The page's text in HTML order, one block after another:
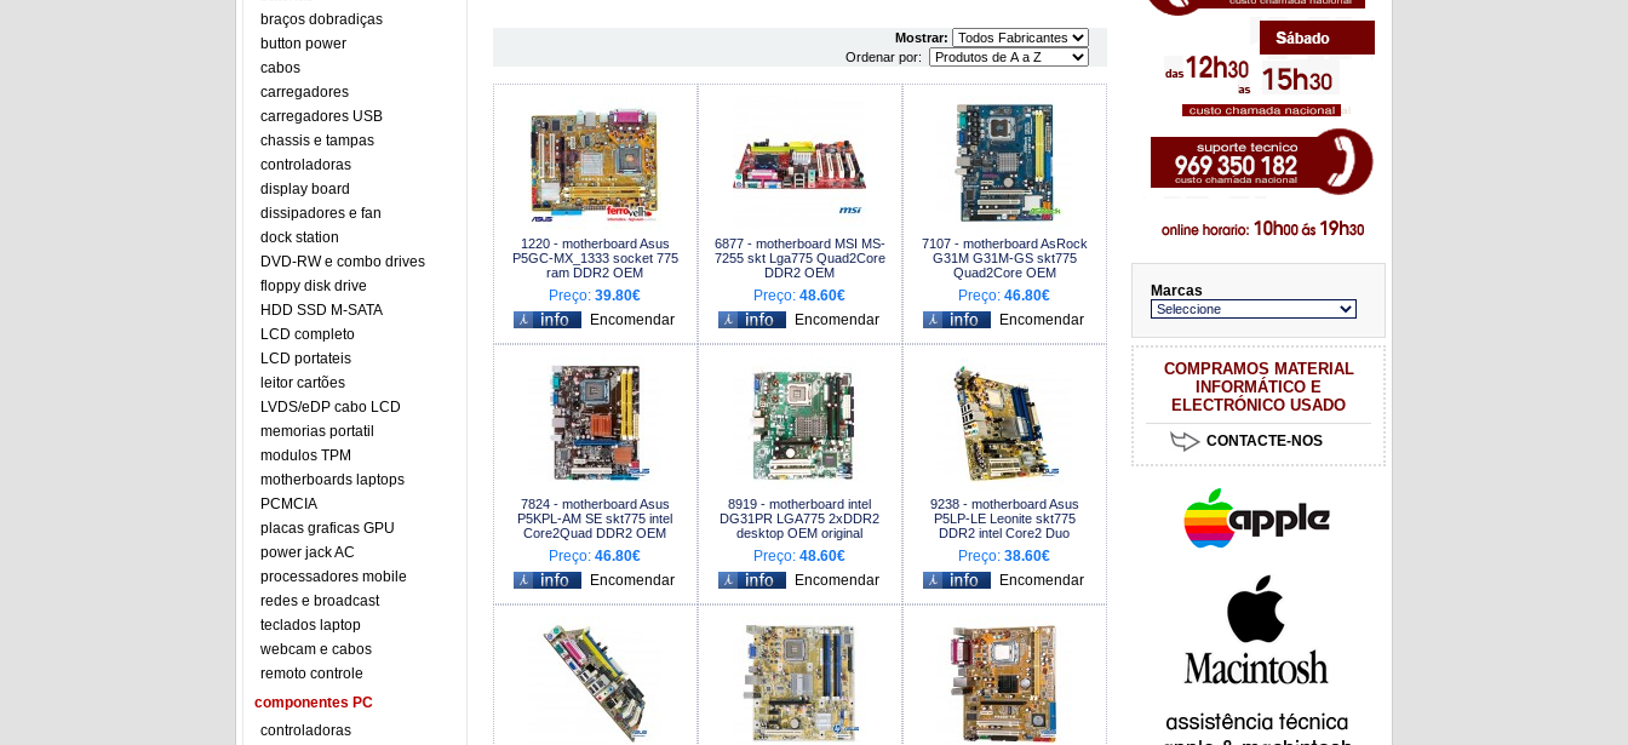
braços dobradiças
button power
cabos
carregadores
carregadores USB
chassis e tampas
controladoras
display board
dissipadores e fan
dock station
DVD-RW e combo drives
floppy disk drive
HDD SSD M-SATA
LCD completo
LCD portateis
leitor cartões
LVDS/eDP cabo LCD
memorias portatil
modulos TPM
motherboards laptops
PCMCIA
placas graficas GPU
power jack AC
processadores mobile
redes e broadcast
teclados laptop
webcam e cabos
remoto controle
componentes PC
controladoras
Mostrar:
Ordenar por:
1220 - motherboard Asus
P5GC-MX_1333 socket 775
ram DDR2 OEM
Preço: 39.80€
6877 - motherboard MSI MS-
7255 skt Lga775 Quad2Core
DDR2 OEM
Preço: 48.60€
7107 - motherboard AsRock
G31M G31M-GS skt775
Quad2Core OEM
Preço: 46.80€
7824 - motherboard Asus
P5KPL-AM SE skt775 intel
Core2Quad DDR2 OEM
Preço: 46.80€
8919 - motherboard intel
DG31PR LGA775 2xDDR2
desktop OEM original
Preço: 48.60€
9238 - motherboard Asus
P5LP-LE Leonite skt775
DDR2 intel Core2 Duo
Preço: 38.60€
Marcas
COMPRAMOS MATERIAL
INFORMÁTICO E
ELECTRÓNICO USADO
CONTACTE-NOS